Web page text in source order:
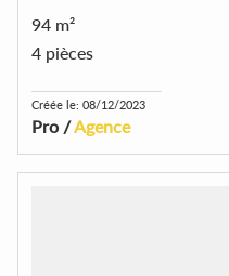
94 m²
4 pièces
Créée le: 08/12/2023
Pro /Agence